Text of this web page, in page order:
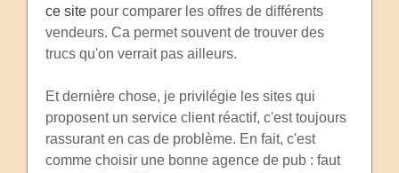
ce site pour comparer les offres de différents
vendeurs. Ca permet souvent de trouver des
trucs qu'on verrait pas ailleurs.
Et dernière chose, je privilégie les sites qui
proposent un service client réactif, c'est toujours
rassurant en cas de problème. En fait, c'est
comme choisir une bonne agence de pub : faut